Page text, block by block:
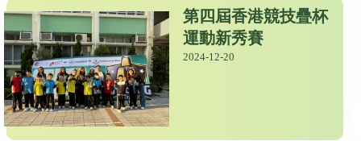
第四屆香港競技疊杯
運動新秀賽
2024-12-20